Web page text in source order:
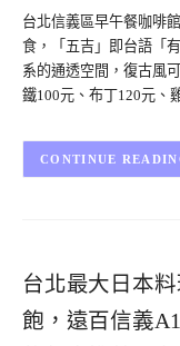
台北信義區早午餐咖啡
食，「五吉」即台語「
系的通透空間，復古風
鐵100元、布丁120元、
CONTINUE
台北最大日本料
飽，遠百信義